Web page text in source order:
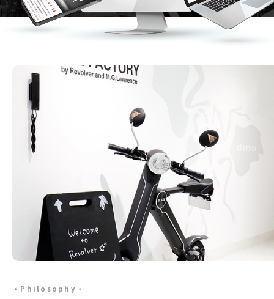
Philosophy